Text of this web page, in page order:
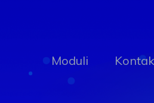
Moduli